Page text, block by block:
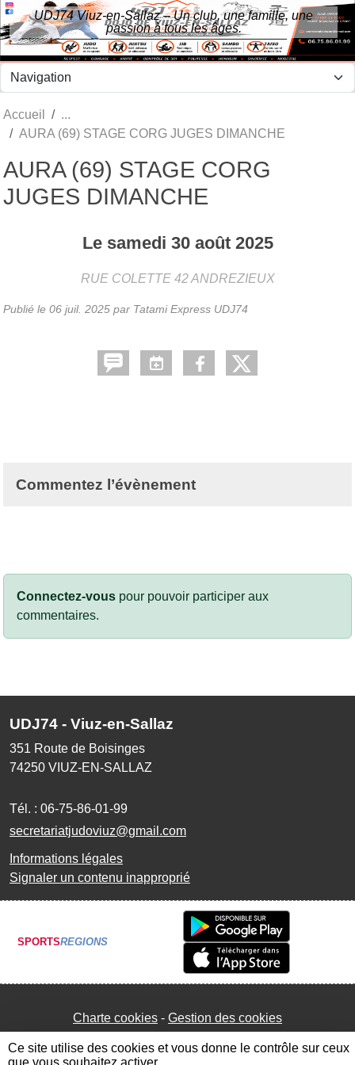
UDJ74 Viuz-en-Sallaz – Un club, une famille, une
passion à tous les âges.
Accueil
AURA (69) STAGE CORG JUGES DIMANCHE
AURA (69) STAGE CORG
JUGES DIMANCHE
Le samedi 30 août 2025
RUE COLETTE 42 ANDREZIEUX
Publié le 06 juil. 2025 par Tatami Express UDJ74
Commentez l’évènement
Connectez-vous pour pouvoir participer aux
commentaires.
UDJ74 - Viuz-en-Sallaz
351 Route de Boisinges
74250 VIUZ-EN-SALLAZ
Tél. : 06-75-86-01-99
secretariatjudoviuz@gmail.com
Informations légales
Signaler un contenu inapproprié
SPORTSREGIONS
Charte cookies Gestion des cookies
Panneau de gestion des cookies
Ce site utilise des cookies et vous donne le contrôle sur ceux
que vous souhaitez activer